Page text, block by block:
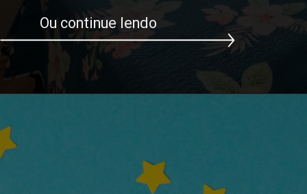
Ou continue lendo